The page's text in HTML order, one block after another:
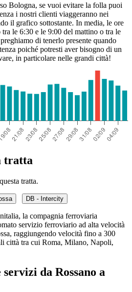
Bologna, se vuoi evitare la folla puoi
i nostri clienti viaggeranno nei
il grafico sottostante. In media, le ore
le 6:30 e le 9:00 del mattino o tra le
di tenerlo presente quando
poiché potresti aver bisogno di un
in particolare nelle grandi città!
tratta
tratta.
DB - Intercity
la compagnia ferroviaria
servizio ferroviario ad alta velocità
raggiungendo velocità fino a 300
città tra cui Roma, Milano, Napoli,
da Rossano a